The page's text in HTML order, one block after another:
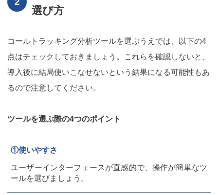
選び方
コールトラッキング分析ツールを選ぶうえでは、以下の4
点はチェックしておきましょう。これらを確認しないと、
導入後に結局使いこなせないという結果になる可能性もあ
るので注意してください。
ツールを選ぶ際の4つのポイント
①使いやすさ
ユーザーインターフェースが直感的で、操作が簡単なツ
ールを選びましょう。